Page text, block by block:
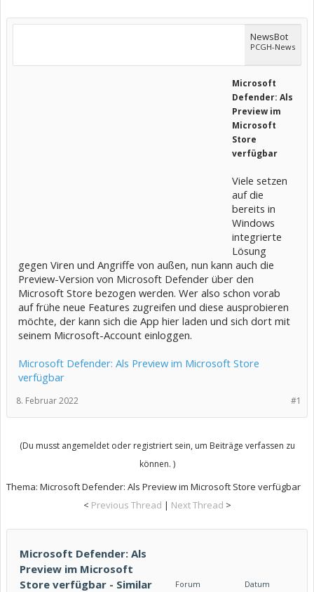
NewsBot
PCGH-News
Microsoft
Defender: Als
Preview im
Microsoft
Store
verfügbar
Viele setzen
auf die
bereits in
Windows
integrierte
Lösung
gegen Viren und Angriffe von außen, nun kann auch die
Preview-Version von Microsoft Defender über den
Microsoft Store bezogen werden. Wer also schon vorab
auf frühe neue Features zugreifen und diese ausprobieren
möchte, der kann sich die App hier laden und sich dort mit
seinem Microsoft-Account einloggen.
Microsoft Defender: Als Preview im Microsoft Store
verfügbar
#1
8. Februar 2022
(Du musst angemeldet oder registriert sein, um Beiträge verfassen zu
können. )
Thema: Microsoft Defender: Als Preview im Microsoft Store verfügbar
< Previous Thread | Next Thread >
Microsoft Defender: Als
Preview im Microsoft
Store verfügbar - Similar
Forum Datum